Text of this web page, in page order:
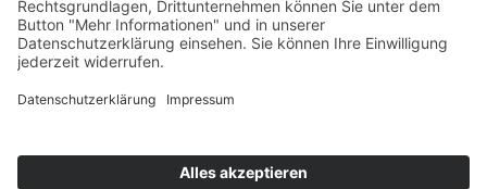
Antiquitäten
Barock